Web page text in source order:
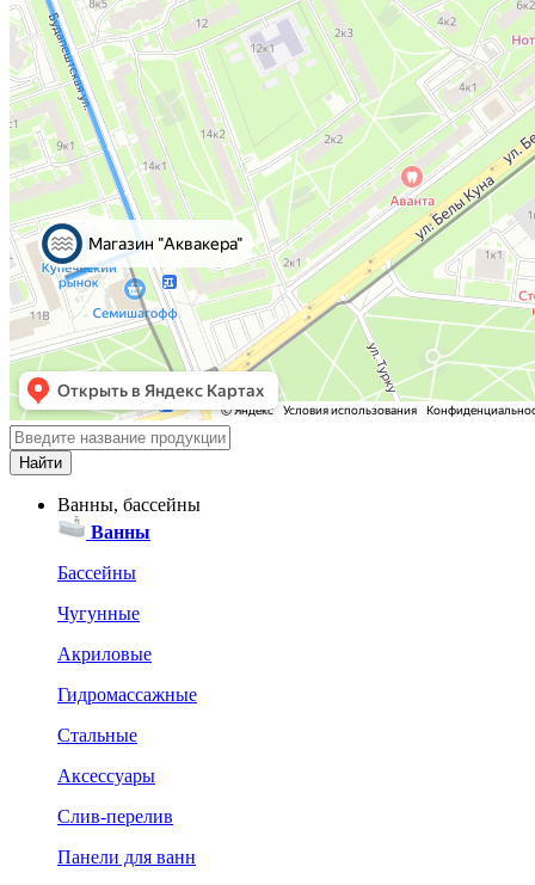
Ванны, бассейны
Ванны
Бассейны
Чугунные
Акриловые
Гидромассажные
Стальные
Аксессуары
Слив-перелив
Панели для ванн